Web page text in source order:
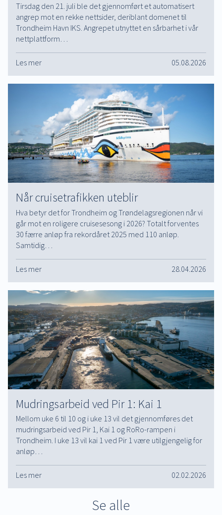
Tirsdag den 21. juli ble det gjennomført et automatisert
angrep mot en rekke nettsider, deriblant domenet til
Trondheim Havn IKS. Angrepet utnyttet en sårbarhet i vår
nettplattform…
Les mer 05.08.2026
Når cruisetrafikken uteblir
Hva betyr det for Trondheim og Trøndelagsregionen når vi
går mot en roligere cruisesesong i 2026? Totalt forventes
30 færre anløp fra rekordåret 2025 med 110 anløp.
Samtidig…
Les mer 28.04.2026
Mudringsarbeid ved Pir 1: Kai 1
Mellom uke 6 til 10 og i uke 13 vil det gjennomføres det
mudringsarbeid ved Pir 1, Kai 1 og RoRo-rampen i
Trondheim. I uke 13 vil kai 1 ved Pir 1 være utilgjengelig for
anløp…
Les mer 02.02.2026
Se alle